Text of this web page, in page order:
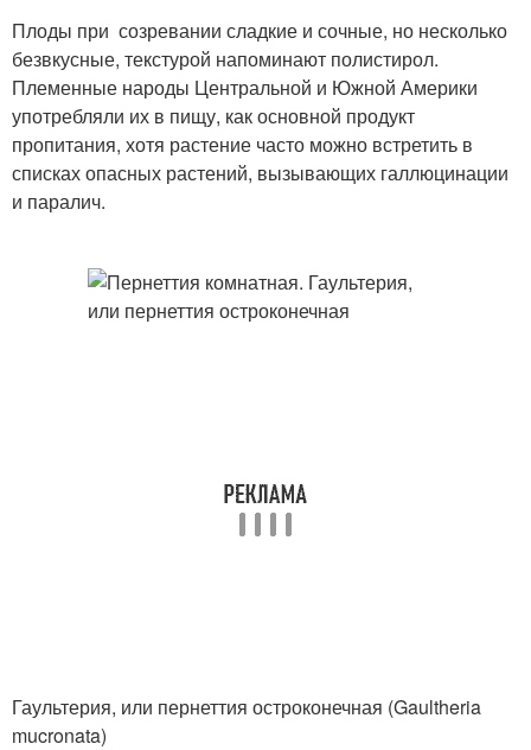
Плоды при созревании сладкие и сочные, но несколько
безвкусные, текстурой напоминают полистирол.
Племенные народы Центральной и Южной Америки
употребляли их в пищу, как основной продукт
пропитания, хотя растение часто можно встретить в
списках опасных растений, вызывающих галлюцинации
и паралич.
Гаультерия, или пернеттия остроконечная (Gaultheria
mucronata)